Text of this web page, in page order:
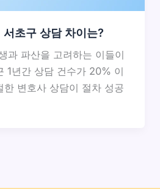
초구 상담 차이는?
과 파산을 고려하는 이들이
1년간 상담 건수가 20% 이
한 변호사 상담이 절차 성공